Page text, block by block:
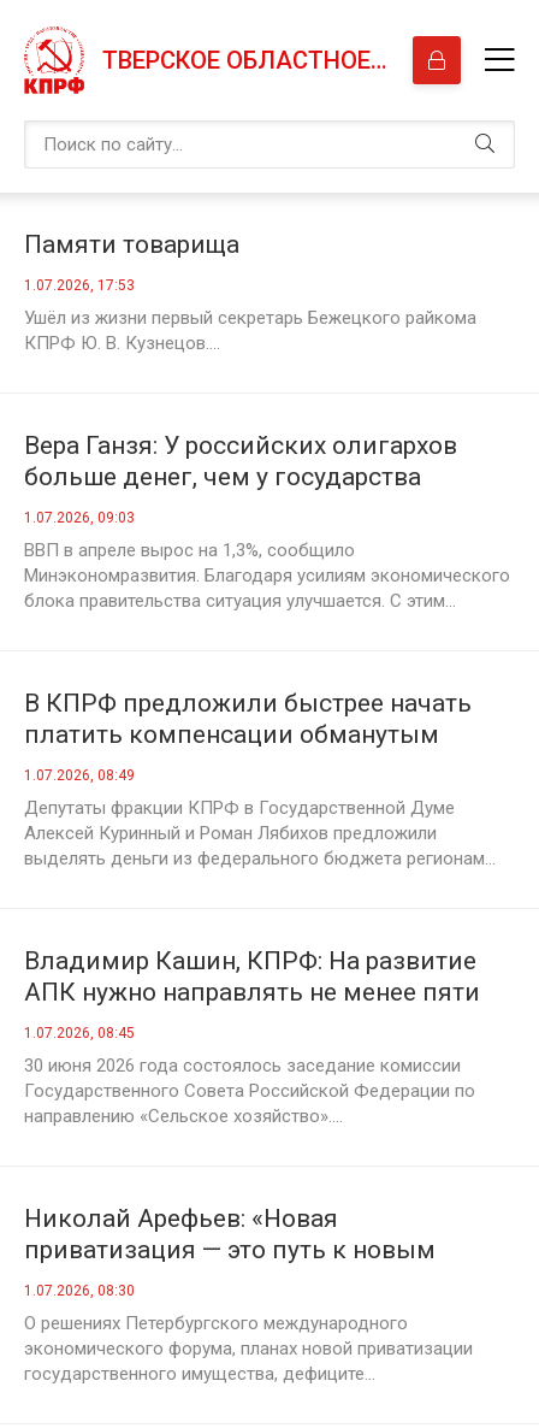
ТВЕРСКОЕ ОБЛАСТНОЕ ОТДЕЛЕНИЕ КПРФ
Памяти товарища
1.07.2026, 17:53
Ушёл из жизни первый секретарь Бежецкого райкома
КПРФ Ю. В. Кузнецов....
Вера Ганзя: У российских олигархов
больше денег, чем у государства
1.07.2026, 09:03
ВВП в апреле вырос на 1,3%, сообщило
Минэкономразвития. Благодаря усилиям экономического
блока правительства ситуация улучшается. С этим...
В КПРФ предложили быстрее начать
платить компенсации обманутым
дольщикам
1.07.2026, 08:49
Депутаты фракции КПРФ в Государственной Думе
Алексей Куринный и Роман Лябихов предложили
выделять деньги из федерального бюджета регионам...
Владимир Кашин, КПРФ: На развитие
АПК нужно направлять не менее пяти
процентов бюджета
1.07.2026, 08:45
30 июня 2026 года состоялось заседание комиссии
Государственного Совета Российской Федерации по
направлению «Сельское хозяйство»....
Николай Арефьев: «Новая
приватизация — это путь к новым
потерям!»
1.07.2026, 08:30
О решениях Петербургского международного
экономического форума, планах новой приватизации
государственного имущества, дефиците...